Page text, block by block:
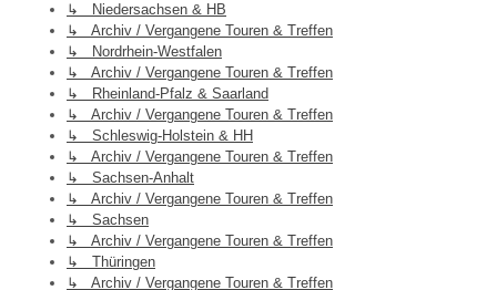
↳ Niedersachsen & HB
↳ Archiv / Vergangene Touren & Treffen
↳ Nordrhein-Westfalen
↳ Archiv / Vergangene Touren & Treffen
↳ Rheinland-Pfalz & Saarland
↳ Archiv / Vergangene Touren & Treffen
↳ Schleswig-Holstein & HH
↳ Archiv / Vergangene Touren & Treffen
↳ Sachsen-Anhalt
↳ Archiv / Vergangene Touren & Treffen
↳ Sachsen
↳ Archiv / Vergangene Touren & Treffen
↳ Thüringen
↳ Archiv / Vergangene Touren & Treffen